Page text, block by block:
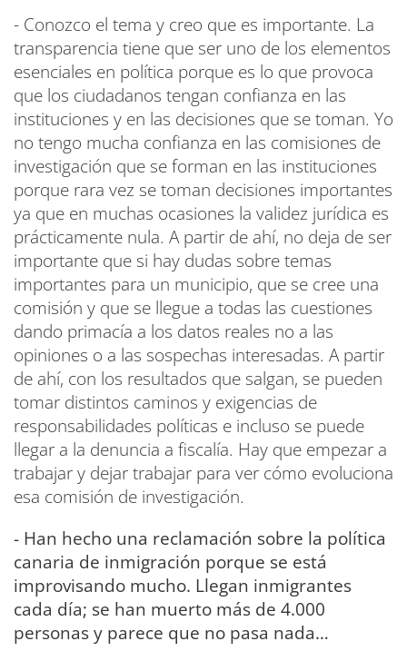
- Conozco el tema y creo que es importante. La
transparencia tiene que ser uno de los elementos
esenciales en política porque es lo que provoca
que los ciudadanos tengan confianza en las
instituciones y en las decisiones que se toman. Yo
no tengo mucha confianza en las comisiones de
investigación que se forman en las instituciones
porque rara vez se toman decisiones importantes
ya que en muchas ocasiones la validez jurídica es
prácticamente nula. A partir de ahí, no deja de ser
importante que si hay dudas sobre temas
importantes para un municipio, que se cree una
comisión y que se llegue a todas las cuestiones
dando primacía a los datos reales no a las
opiniones o a las sospechas interesadas. A partir
de ahí, con los resultados que salgan, se pueden
tomar distintos caminos y exigencias de
responsabilidades políticas e incluso se puede
llegar a la denuncia a fiscalía. Hay que empezar a
trabajar y dejar trabajar para ver cómo evoluciona
esa comisión de investigación.
- Han hecho una reclamación sobre la política
canaria de inmigración porque se está
improvisando mucho. Llegan inmigrantes
cada día; se han muerto más de 4.000
personas y parece que no pasa nada…